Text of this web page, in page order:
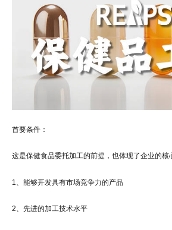
首要条件：
这是保健食品委托加工的前提，也体现了企业的核
1、能够开发具有市场竞争力的产品
2、先进的加工技术水平